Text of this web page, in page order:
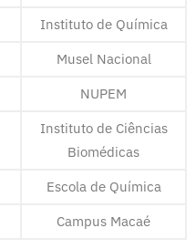
Instituto de Química
Musel Nacional
NUPEM
Instituto de Ciências
Biomédicas
Escola de Química
Campus Macaé